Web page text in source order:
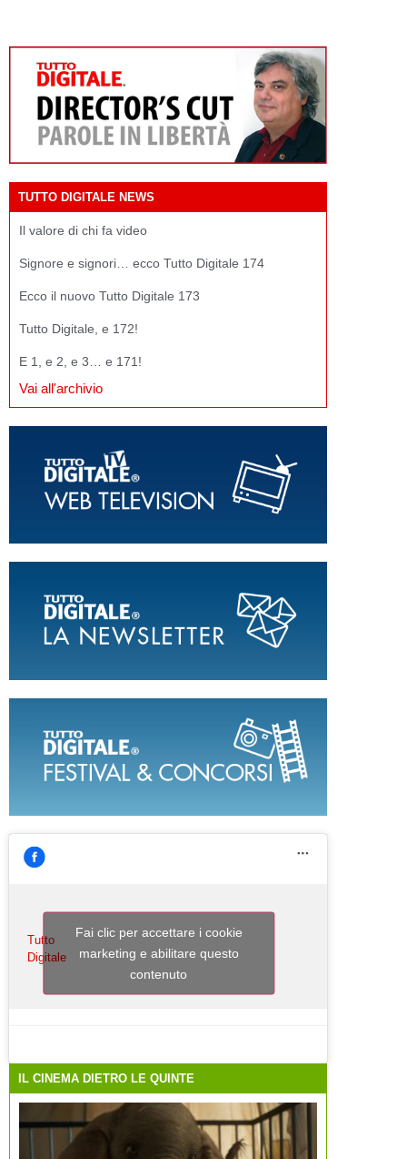
TUTTO DIGITALE NEWS
Il valore di chi fa video
Signore e signori… ecco Tutto Digitale 174
Ecco il nuovo Tutto Digitale 173
Tutto Digitale, e 172!
E 1, e 2, e 3… e 171!
Vai all'archivio
Tutto
Digitale
Fai clic per accettare i cookie
marketing e abilitare questo
contenuto
IL CINEMA DIETRO LE QUINTE